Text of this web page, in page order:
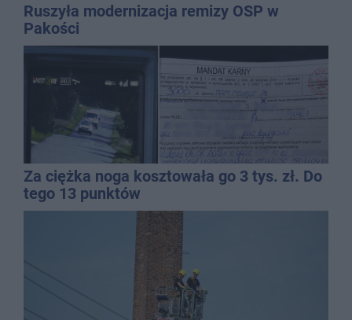
Ruszyła modernizacja remizy OSP w
Pakości
Za ciężka noga kosztowała go 3 tys. zł. Do
tego 13 punktów